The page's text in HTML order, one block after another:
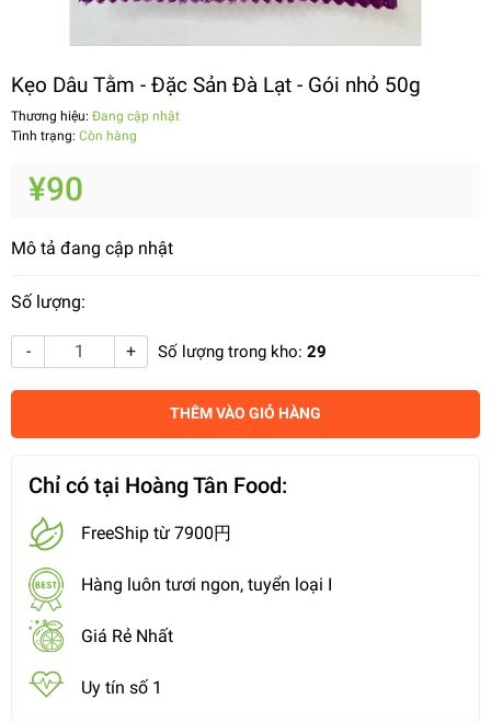
Kẹo Dâu Tằm - Đặc Sản Đà Lạt - Gói nhỏ 50g
Thương hiệu: Đang cập nhật
Tình trạng: Còn hàng
¥90
Mô tả đang cập nhật
Số lượng:
- + Số lượng trong kho: 29
THÊM VÀO GIỎ HÀNG
Chỉ có tại Hoàng Tân Food:
FreeShip từ 7900円
Hàng luôn tươi ngon, tuyển loại I
Giá Rẻ Nhất
Uy tín số 1